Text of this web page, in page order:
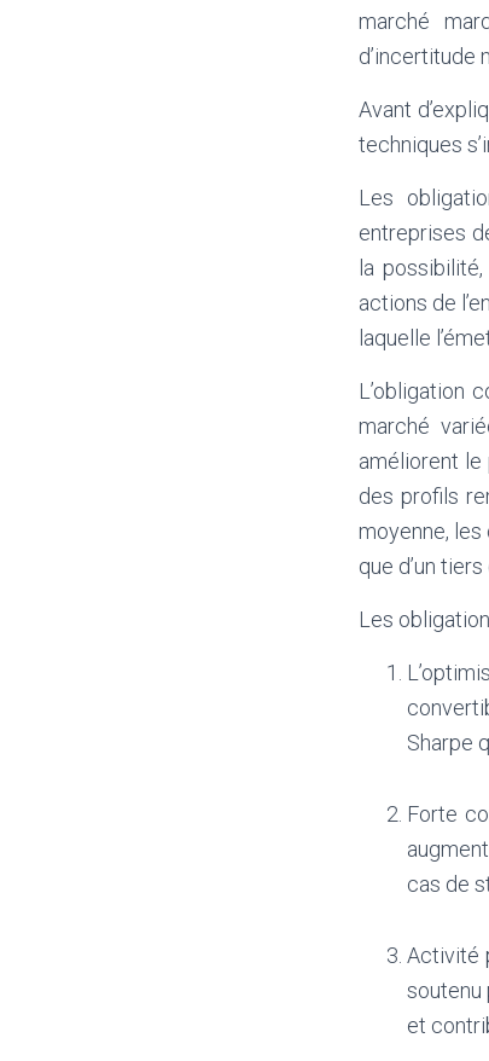
marché
d’incertitude
Avant
techniques
Les
entreprises
la
actions de
laquelle
L’obligation
marché
améliorent le
des profils
moyenne,
que d’un
Les
Sharpe
Forte
cas de
Activité
soutenu
et